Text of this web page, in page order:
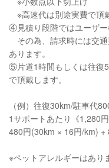
※高速代は別途実費で頂
④見積り段階ではユーザー
その為、請求時には交
あります。
⑤片道1時間もしくは往復
で頂戴します。
（例）往復30km/駐車代
1サポートあたり《1,280円
480円(30km × 16円/km) +
※ペットアレルギーはあり